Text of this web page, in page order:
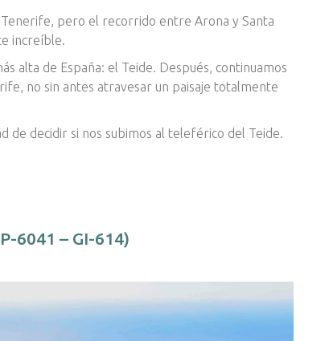
pero el recorrido entre Arona y Santa
increíble.
alta de España: el Teide. Después, continuamos
no sin antes atravesar un paisaje totalmente
decidir si nos subimos al teleférico del Teide.
6041 – GI-614)